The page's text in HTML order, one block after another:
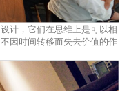
计，它们在思维上是可以相
因时间转移而失去价值的作